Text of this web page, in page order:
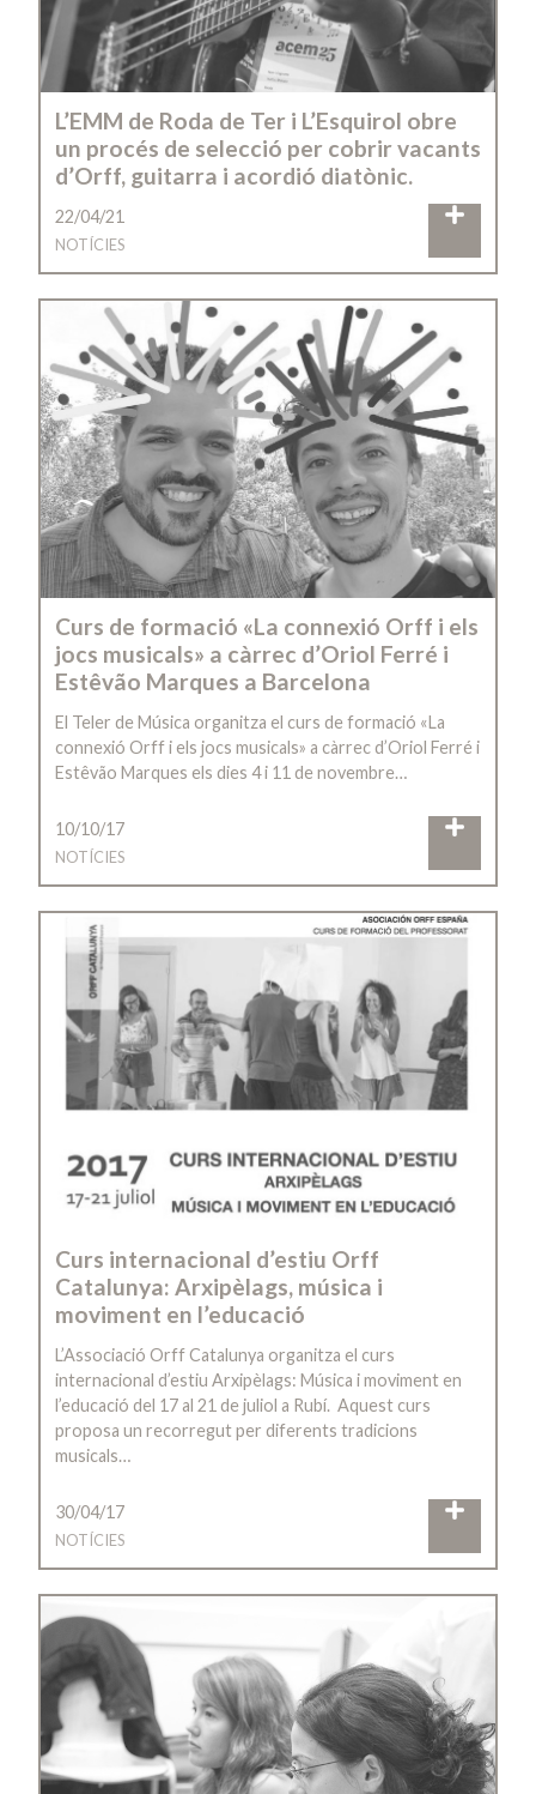
L’EMM de Roda de Ter i L’Esquirol obre
un procés de selecció per cobrir vacants
d’Orff, guitarra i acordió diatònic.
22/04/21
NOTÍCIES
Curs de formació «La connexió Orff i els
jocs musicals» a càrrec d’Oriol Ferré i
Estêvão Marques a Barcelona
El Teler de Música organitza el curs de formació «La
connexió Orff i els jocs musicals» a càrrec d’Oriol Ferré i
Estêvão Marques els dies 4 i 11 de novembre…
10/10/17
NOTÍCIES
Curs internacional d’estiu Orff
Catalunya: Arxipèlags, música i
moviment en l’educació
L’Associació Orff Catalunya organitza el curs
internacional d’estiu Arxipèlags: Música i moviment en
l’educació del 17 al 21 de juliol a Rubí. Aquest curs
proposa un recorregut per diferents tradicions
musicals…
30/04/17
NOTÍCIES